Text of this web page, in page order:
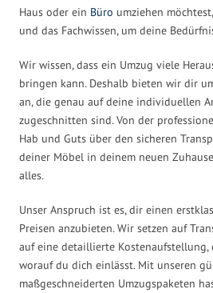
Haus oder ein Büro umziehen
und das Fachwissen, um deine
Wir wissen, dass ein Umzug viele
bringen kann. Deshalb bieten wir dir
an, die genau auf deine individuellen
zugeschnitten sind. Von der
Hab und Guts über den sicheren
deiner Möbel in deinem neuen
alles.
Unser Anspruch ist es, dir einen
Preisen anzubieten. Wir setzen auf
auf eine detaillierte
worauf du dich einlässt. Mit unseren
maßgeschneiderten Umzugspaketen